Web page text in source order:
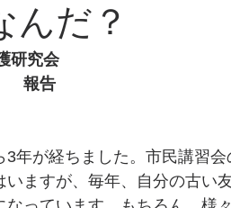
んだ？
研究会
　報告
年が経ちました。市民講習会
ますが、毎年、自分の古い